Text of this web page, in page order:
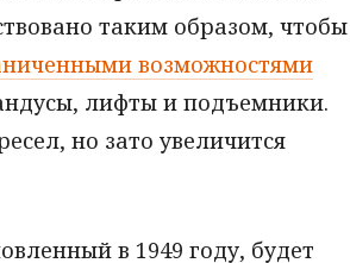
таким образом, чтобы
возможностями
лифты и подъемники.
но зато увеличится
в 1949 году, будет